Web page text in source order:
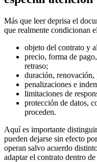
Más que leer deprisa el
que realmente condicionan
objeto del contrato y
precio, forma de
retraso;
duración, renovación,
penalizaciones e
limitaciones de
protección de datos,
proceden.
Aquí es importante
pueden dejarse sin efecto
operan salvo acuerdo
adaptar el contrato dentro